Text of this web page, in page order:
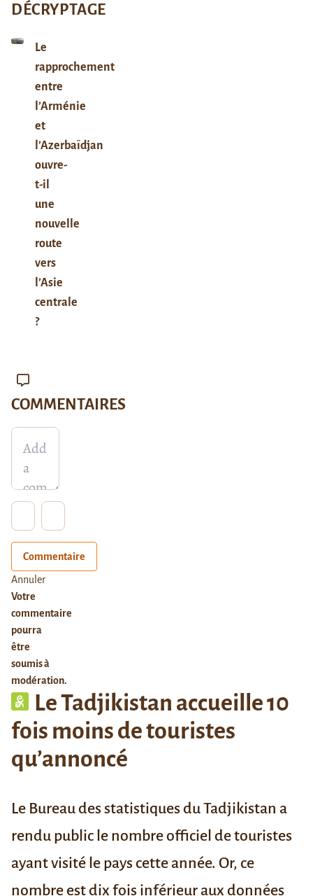
Le Tadjikistan accueille 10
fois moins de touristes
qu’annoncé
Le Bureau des statistiques du Tadjikistan a
rendu public le nombre officiel de touristes
ayant visité le pays cette année. Or, ce
nombre est dix fois inférieur aux données
DÉCRYPTAGE
Le
rapprochement
entre
l’Arménie
et
l’Azerbaïdjan
ouvre-
t-il
une
nouvelle
route
vers
l’Asie
centrale
?
COMMENTAIRES
Commentaire
Annuler
Votre
commentaire
pourra
être
soumis à
modération.